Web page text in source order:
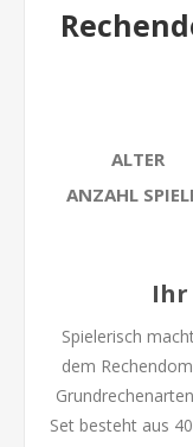
ALTER
ANZAHL
Ihr
Spielerisch
dem
Set besteht aus